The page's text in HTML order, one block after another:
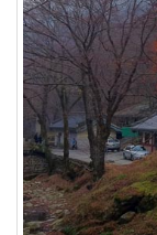
7
2008
년
7
월
3
2008
년
8
월